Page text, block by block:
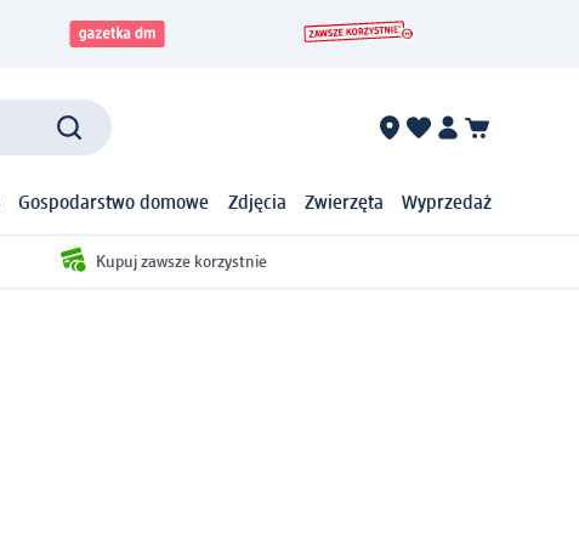
Gospodarstwo domowe Zdjęcia Zwierzęta Wyprzedaż
Kupuj zawsze korzystnie